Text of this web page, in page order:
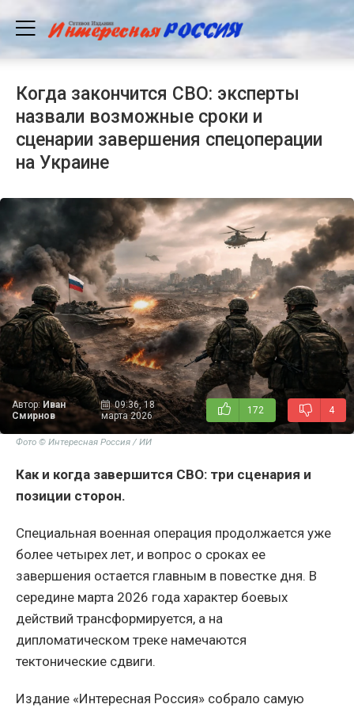
Когда закончится СВО: эксперты
назвали возможные сроки и
сценарии завершения спецоперации
на Украине
Автор: Иван
Смирнов
09:36, 18
марта 2026
172 4
Фото © Интересная Россия / ИИ
Как и когда завершится СВО: три сценария и
позиции сторон.
Специальная военная операция продолжается уже
более четырех лет, и вопрос о сроках ее
завершения остается главным в повестке дня. В
середине марта 2026 года характер боевых
действий трансформируется, а на
дипломатическом треке намечаются
тектонические сдвиги.
Издание «Интересная Россия» собрало самую